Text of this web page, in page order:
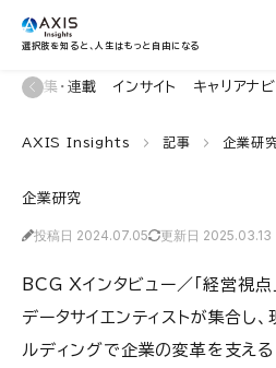
選択肢を知ると、人生はもっと自由になる
特集・連載 インサイト キャリアナビ
AXIS Insights 記事 企業研
企業研究
投稿日 2024.07.05 更新日 2025.03.13
BCG Xインタビュー／「経営視点
データサイエンティストが集合し
ルディングで企業の変革を支える